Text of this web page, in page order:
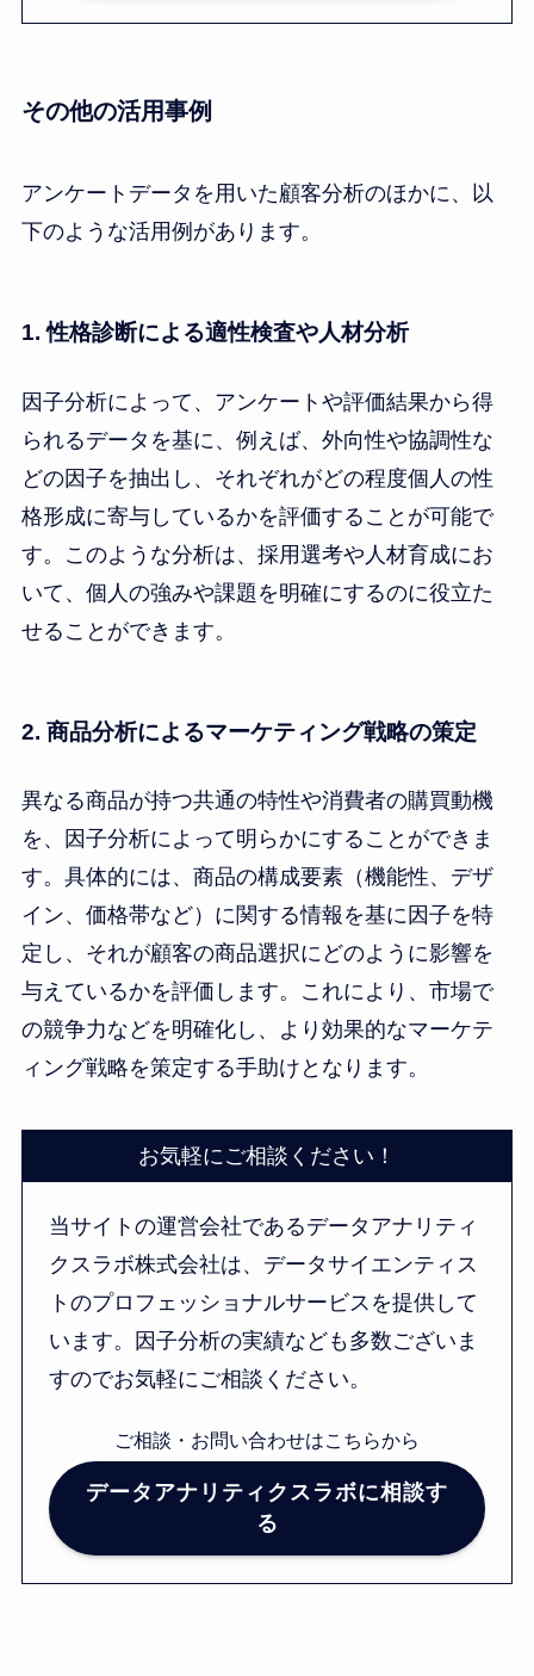
その他の活用事例
アンケートデータを用いた顧客分析のほかに、以
下のような活用例があります。
1. 性格診断による適性検査や人材分析
因子分析によって、アンケートや評価結果から得
られるデータを基に、例えば、外向性や協調性な
どの因子を抽出し、それぞれがどの程度個人の性
格形成に寄与しているかを評価することが可能で
す。このような分析は、採用選考や人材育成にお
いて、個人の強みや課題を明確にするのに役立た
せることができます。
2. 商品分析によるマーケティング戦略の策定
異なる商品が持つ共通の特性や消費者の購買動機
を、因子分析によって明らかにすることができま
す。具体的には、商品の構成要素（機能性、デザ
イン、価格帯など）に関する情報を基に因子を特
定し、それが顧客の商品選択にどのように影響を
与えているかを評価します。これにより、市場で
の競争力などを明確化し、より効果的なマーケテ
ィング戦略を策定する手助けとなります。
お気軽にご相談ください！
当サイトの運営会社であるデータアナリティ
クスラボ株式会社は、データサイエンティス
トのプロフェッショナルサービスを提供して
います。因子分析の実績なども多数ございま
すのでお気軽にご相談ください。
ご相談・お問い合わせはこちらから
データアナリティクスラボに相談す
る